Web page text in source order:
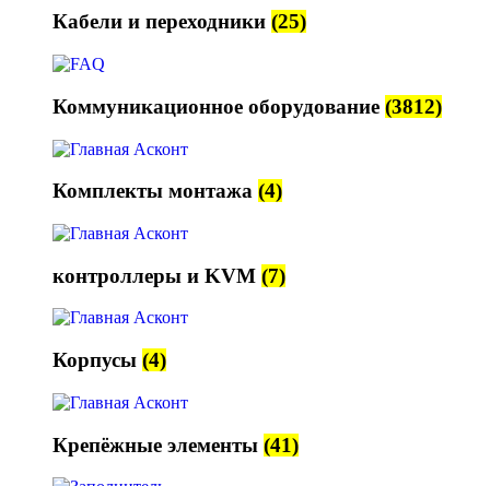
Кабели и переходники (25)
Коммуникационное оборудование (3812)
Комплекты монтажа (4)
контроллеры и KVM (7)
Корпусы (4)
Крепёжные элементы (41)